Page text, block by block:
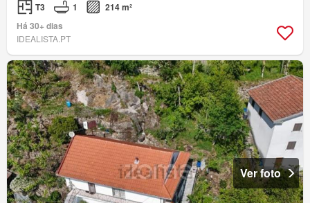
T3 1
214 m²
Há 30+ dias
IDEALISTA.PT
Ver foto